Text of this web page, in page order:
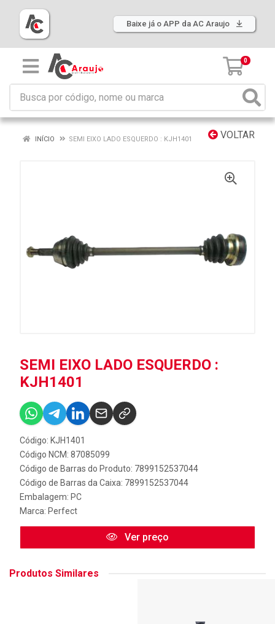
Baixe já o APP da AC Araujo
0
VOLTAR
INÍCIO SEMI EIXO LADO ESQUERDO : KJH1401
SEMI EIXO LADO ESQUERDO :
KJH1401
Código: KJH1401
Código NCM: 87085099
Código de Barras do Produto: 7899152537044
Código de Barras da Caixa: 7899152537044
Embalagem: PC
Marca: Perfect
Ver preço
Produtos Similares